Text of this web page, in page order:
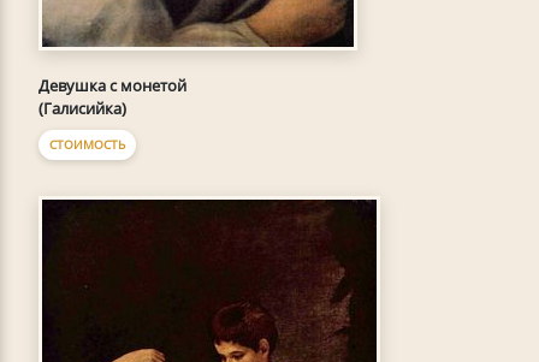
Девушка с монетой
(Галисийка)
СТОИМОСТЬ